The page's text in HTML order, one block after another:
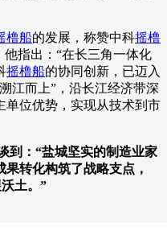
橹船的发展，称赞中科摇橹
他指出：“在长三角一体化
摇橹船的协同创新，已迈入
江而上”，沿长江经济带深
单位优势，实现从技术到市
到：“盐城坚实的制造业家
转化构筑了战略支点，
土。”